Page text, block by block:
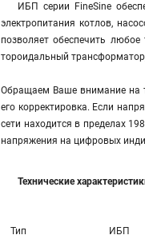
ИБП серии FineSine
электропитания котлов,
позволяет обеспечить
тороидальный
Обращаем Ваше внимание на
его корректировка. Если
сети находится в пределах
напряжения на цифровых
Технические
Тип ИБП